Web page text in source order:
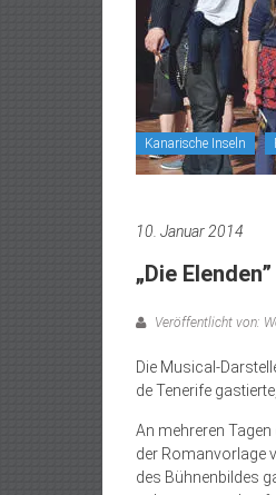
Kanarische Inseln
10. Januar 2014
„Die
Veröffentlicht von:
Die Musical-
de Tenerife
An mehreren
der Romanvorlage
des Bühnenbildes